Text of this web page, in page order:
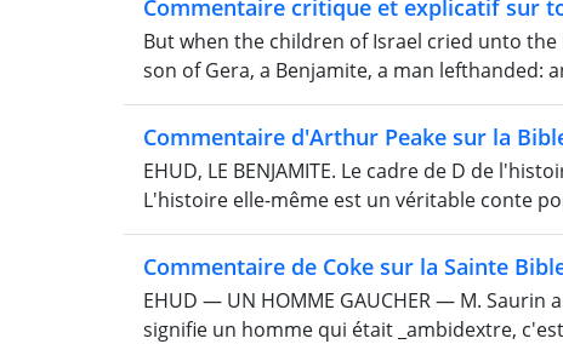
Commentaire critique et explicatif sur
But when the children of Israel cried unto the
son of Gera, a Benjamite, a man lefthanded:
Commentaire d'Arthur Peake sur la
EHUD, LE BENJAMITE. Le cadre de D de
L'histoire elle-même est un véritable conte
Commentaire de Coke sur la Sainte
EHUD — UN HOMME GAUCHER — M.
signifie un homme qui était _ambidextre,